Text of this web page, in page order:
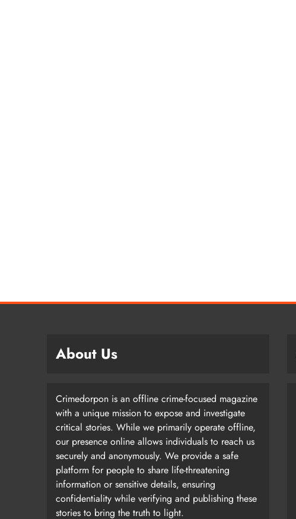
About Us
Crimedorpon is an offline crime-focused magazine
with a unique mission to expose and investigate
critical stories. While we primarily operate offline,
our presence online allows individuals to reach us
securely and anonymously. We provide a safe
platform for people to share life-threatening
information or sensitive details, ensuring
confidentiality while verifying and publishing these
stories to bring the truth to light.